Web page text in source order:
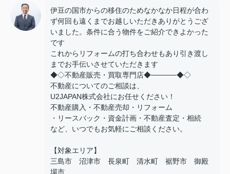
伊豆の国市からの移住のためなかなか日程が合わ
ず何回も遠くまでお越しいただきありがとうござ
いました。条件に合う物件をご紹介できよかった
です
これからリフォームの打ち合わせもあり引き渡し
までお手伝いさせていただきます
◆◇不動産販売・買取専門店◆─────◆◇
不動産についてのご相談は、
U2JAPAN株式会社にお任せください！
不動産購入・不動産売却・リフォーム
・リースバック・資金計画・不動産査定・相続
など、いつでもお気軽にご相談ください。
【対象エリア】
三島市 沼津市 長泉町 清水町 裾野市 御殿
場市